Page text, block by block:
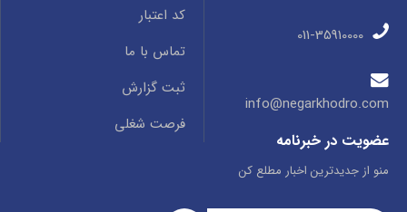
info@negarkhodro.com
کد اعتبار
تماس با ما
ثبت گزارش
فرصت شغلی
عضویت در خبرنامه
منو از جدیدترین اخبار مطلع کن